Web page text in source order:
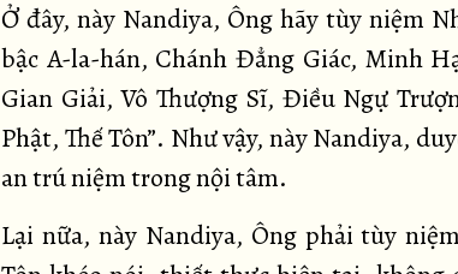
Ở đây, này Nandiya, Ông hãy tùy niệm
bậc A-la-hán, Chánh Đẳng Giác, Minh
Gian Giải, Vô Thượng Sĩ, Điều Ngự
Phật, Thế Tôn”. Như vậy, này Nandiya,
an trú niệm trong nội tâm.
Lại nữa, này Nandiya, Ông phải tùy